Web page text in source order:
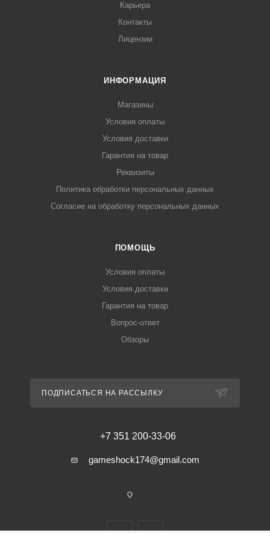
Карьера
Контакты
Лицензии
ИНФОРМАЦИЯ
Магазины
Условия оплаты
Условия доставки
Гарантия на товар
Реквизиты
Политика обработки персональных данных
Согласие на обработку персональных данных
ПОМОЩЬ
Условия оплаты
Условия доставки
Гарантия на товар
Вопрос-ответ
Обзоры
ПОДПИСАТЬСЯ НА РАССЫЛКУ
+7 351 200-33-06
gameshock174@gmail.com